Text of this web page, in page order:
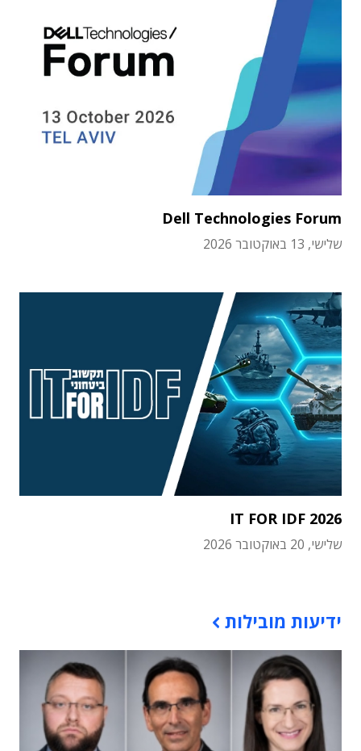
Dell Technologies Forum
שלישי, 13 באוקטובר 2026
IT FOR IDF 2026
שלישי, 20 באוקטובר 2026
ידיעות מובילות